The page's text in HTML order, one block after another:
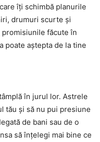
îți schimbă planurile
drumuri scurte și
făcute în
poate aștepta de la tine
în jurul lor. Astrele
tău și să nu pui presiune
de bani sau de o
să înțelegi mai bine ce